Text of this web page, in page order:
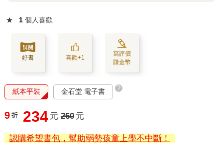
★ 1 個人喜歡
好書 喜歡+1
寫評價
賺金幣
紙本平裝 金石堂 電子書 ?
9 折 234 元 260 元
認購希望書包，幫助弱勢孩童上學不中斷！